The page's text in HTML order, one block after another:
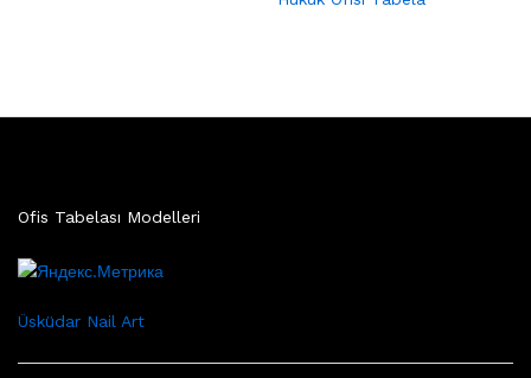
Ofis Tabelası Modelleri
Üsküdar Nail Art